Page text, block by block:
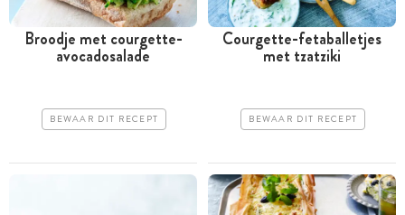
Broodje met courgette-
avocadosalade
BEWAAR DIT RECEPT
Courgette-fetaballetjes
met tzatziki
BEWAAR DIT RECEPT